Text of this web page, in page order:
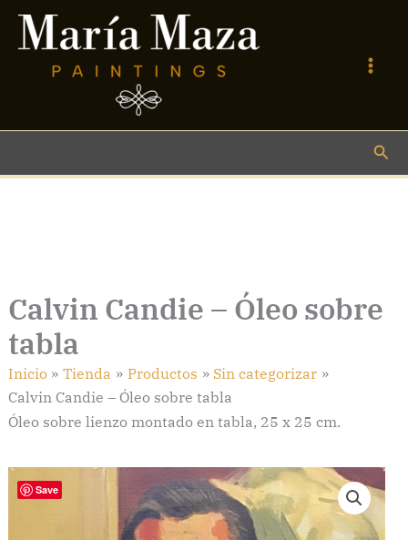
Calvin Candie – Óleo sobre
tabla
Inicio Tienda Productos
Sin categorizar
Calvin Candie – Óleo sobre tabla
Óleo sobre lienzo montado en tabla, 25 x 25 cm.
Save